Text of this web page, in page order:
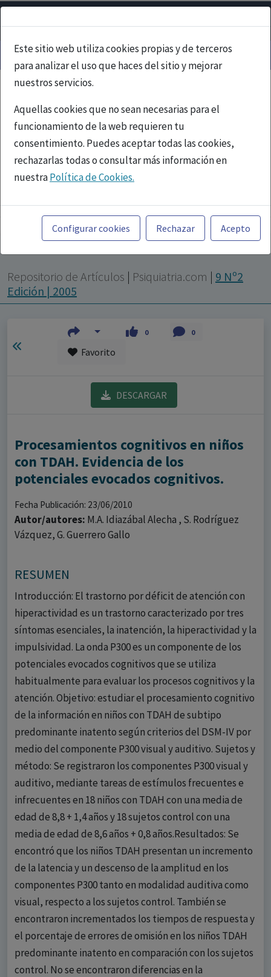
Este sitio web utiliza cookies propias y de terceros
para analizar el uso que haces del sitio y mejorar
nuestros servicios.
Aquellas cookies que no sean necesarias para el
funcionamiento de la web requieren tu
consentimiento. Puedes aceptar todas las cookies,
rechazarlas todas o consultar más información en
nuestraPolítica de Cookies.
Toda la información incluida en la Página Web está
referida a productos del mercado español y, por
tanto, dirigida a profesionales sanitarios legalmente
facultados para prescribir o dispensar medicamentos
con ejercicio profesional. La información técnica de los
fármacos se facilita a título meramente informativo,
siendo responsabilidad de los profesionales
facultados prescribir medicamentos y decidir, en cada
caso concreto, el tratamiento más adecuado a las
necesidades del paciente.
Configurar cookies Rechazar Acepto
Repositorio de Artículos | Psiquiatria.com | 9 Nº2
Edición | 2005
0 0
Favorito
DESCARGAR
Procesamientos cognitivos en niños
con TDAH. Evidencia de los
potenciales evocados cognitivos.
Fecha Publicación: 23/06/2010
Autor/autores: M.A. Idiazábal Alecha , S. Rodríguez
Vázquez, G. Guerrero Gallo
RESUMEN
Introducción: El trastorno por déficit de atención con
hiperactividad es un trastorno caracterizado por tres
síntomas esenciales, la inatención, la hiperactividad y la
impulsividad. La onda P300 es un componente de los
potenciales evocados cognitivos que se utiliza
habitualmente para evaluar los procesos cognitivos y la
atención. Objetivo: estudiar el procesamiento cognitivo
de la información en niños con TDAH de subtipo
predominante inatento según criterios del DSM-IV por
medio del componente P300 visual y auditivo. Sujetos y
método: Se registraron los componentes P300 visual y
auditivo, mediante tareas de estímulos frecuentes e
infrecuentes en 18 niños con TDAH con una media de
edad de 8,8 + 1,4 años y 18 sujetos control con una
media de edad de 8,6 años + 0,8 años.Resultados: Se
encontró que los niños TDAH presentan un incremento
de la latencia y un descenso de la amplitud en los
componentes P300 tanto en modalidad auditiva como
visual, respecto a los sujetos control. También se
encontraron incrementados los tiempos de respuesta y
el porcentaje de errores de omisión en los niños TDAH
predominante inatento en comparación con los sujetos
control. No se encontraron diferencias en la